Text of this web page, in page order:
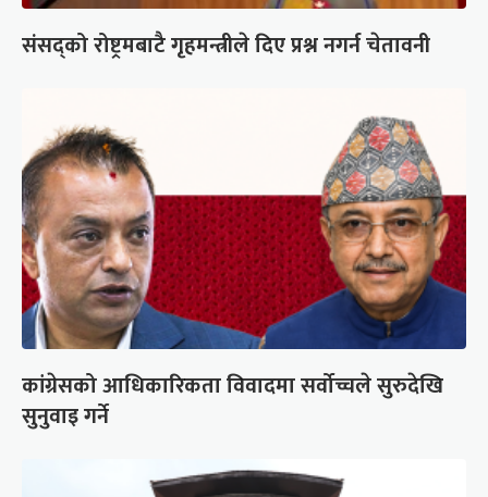
संसद्को रोष्ट्रमबाटै गृहमन्त्रीले दिए प्रश्न नगर्न चेतावनी
कांग्रेसको आधिकारिकता विवादमा सर्वोच्चले सुरुदेखि
सुनुवाइ गर्ने